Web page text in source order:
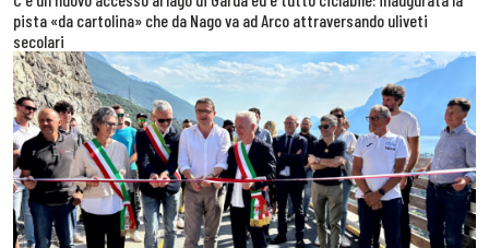
pista «da cartolina» che da Nago va ad Arco attraversando uliveti
secolari